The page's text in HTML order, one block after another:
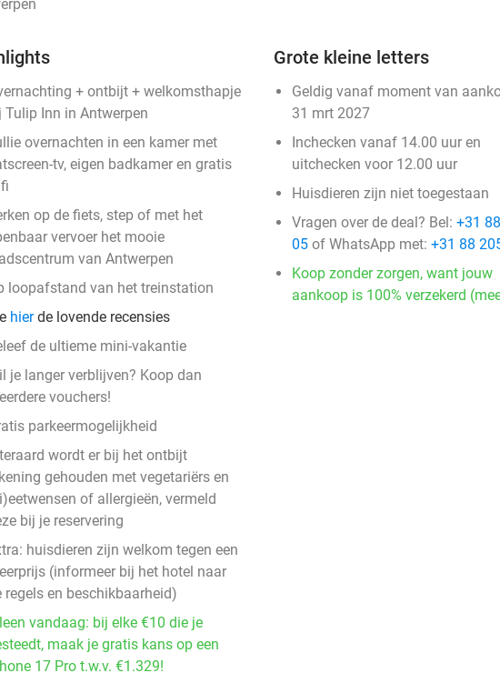
+ ontbijt + welkomsthapje
Tulip Inn in Antwerpen
overnachten in een kamer met
tv, eigen badkamer en gratis
op de fiets, step of met het
vervoer het mooie
van Antwerpen
loopafstand van het treinstation
hierde lovende recensies
de ultieme mini-vakantie
je langer verblijven? Koop dan
vouchers!
parkeermogelijkheid
wordt er bij het ontbijt
gehouden met vegetariërs en
of allergieën, vermeld
bij je reservering
huisdieren zijn welkom tegen een
(informeer bij het hotel naar
regels en beschikbaarheid)
vandaag: bij elke €10 die je
maak je gratis kans op een
17 Pro t.w.v. €1.329!
Grote kleine letters
Geldig vanaf moment van
31 mrt 2027
Inchecken vanaf 14.00 uur en
uitchecken voor 12.00 uur
Huisdieren zijn niet toegestaan
Vragen over de deal? Bel: +31
05 of WhatsApp met: +31 88
Koop zonder zorgen, want jouw
aankoop is 100% verzekerd